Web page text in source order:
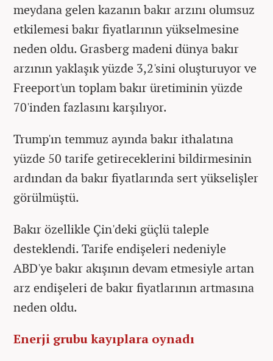
meydana gelen kazanın bakır arzını olumsuz
etkilemesi bakır fiyatlarının yükselmesine
neden oldu. Grasberg madeni dünya bakır
arzının yaklaşık yüzde 3,2'sini oluşturuyor ve
Freeport'un toplam bakır üretiminin yüzde
70'inden fazlasını karşılıyor.
Trump'ın temmuz ayında bakır ithalatına
yüzde 50 tarife getireceklerini bildirmesinin
ardından da bakır fiyatlarında sert yükselişler
görülmüştü.
Bakır özellikle Çin'deki güçlü taleple
desteklendi. Tarife endişeleri nedeniyle
ABD'ye bakır akışının devam etmesiyle artan
arz endişeleri de bakır fiyatlarının artmasına
neden oldu.
Enerji grubu kayıplara oynadı